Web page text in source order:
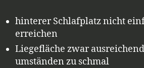
hinterer Schlafplatz nicht
erreichen
Liegefläche zwar
umständen zu schmal